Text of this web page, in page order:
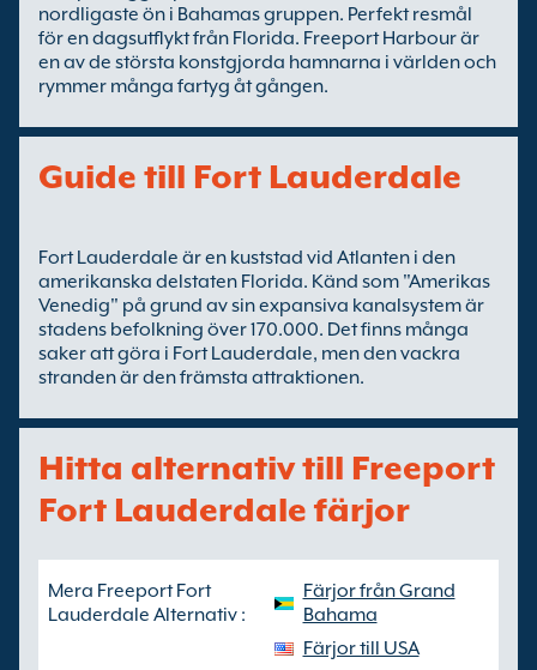
nordligaste ön i Bahamas gruppen. Perfekt resmål
för en dagsutflykt från Florida. Freeport Harbour är
en av de största konstgjorda hamnarna i världen och
rymmer många fartyg åt gången.
Guide till Fort Lauderdale
Fort Lauderdale är en kuststad vid Atlanten i den
amerikanska delstaten Florida. Känd som "Amerikas
Venedig" på grund av sin expansiva kanalsystem är
stadens befolkning över 170.000. Det finns många
saker att göra i Fort Lauderdale, men den vackra
stranden är den främsta attraktionen.
Hitta alternativ till Freeport
Fort Lauderdale färjor
Mera Freeport Fort
Lauderdale Alternativ :
Färjor från Grand
Bahama
Färjor till USA